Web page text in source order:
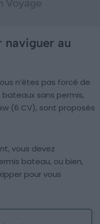
naviguer au
n’êtes pas forcé de
sans permis,
(6 CV), sont proposés
vous devez
bateau, ou bien,
pour vous